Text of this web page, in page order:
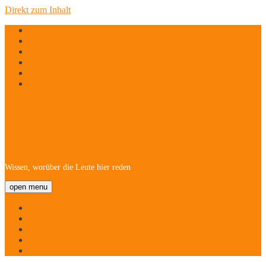
Direkt zum Inhalt
Wissen, worüber die Leute hier reden
open menu